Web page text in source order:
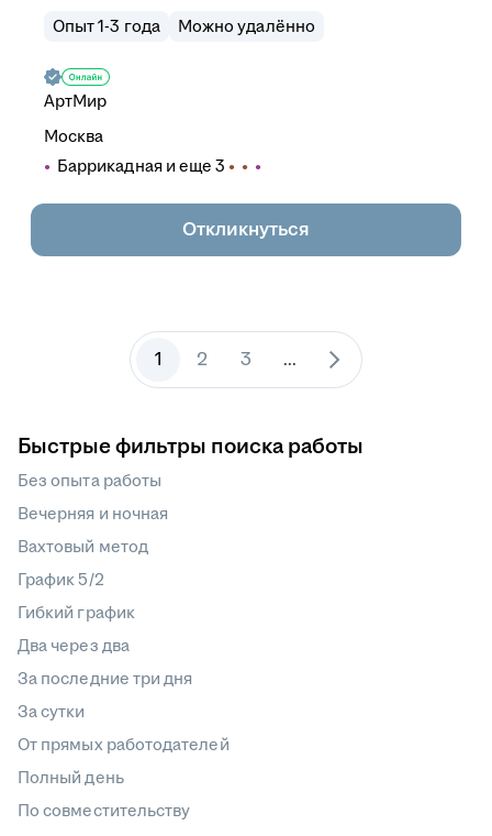
Опыт 1-3 года Можно удалённо
АртМир
Москва
Баррикадная и еще 3
Откликнуться
1 2 3 ...
Быстрые фильтры поиска работы
Без опыта работы
Вечерняя и ночная
Вахтовый метод
График 5/2
Гибкий график
Два через два
За последние три дня
За сутки
От прямых работодателей
Полный день
По совместительству